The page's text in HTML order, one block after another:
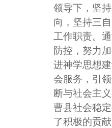
领导下，坚
向，坚持三
工作职责。
防控，努力
进神学思想
会服务，引
断与社会主
曹县社会稳
了积极的贡